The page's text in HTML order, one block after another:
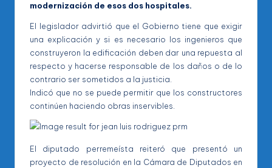
modernización de esos dos hospitales.
El legislador advirtió que el Gobierno tiene que exigir
una explicación y si es necesario los ingenieros que
construyeron la edificación deben dar una repuesta al
respecto y hacerse responsable de los daños o de lo
contrario ser sometidos a la justicia.
Indicó que no se puede permitir que los constructores
continúen haciendo obras inservibles.
El diputado perremeísta reiteró que presentó un
proyecto de resolución en la Cámara de Diputados en